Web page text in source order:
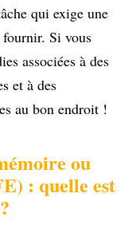
qui exige une
fournir. Si vous
associées à des
et à des
au bon endroit !
ou
: quelle est